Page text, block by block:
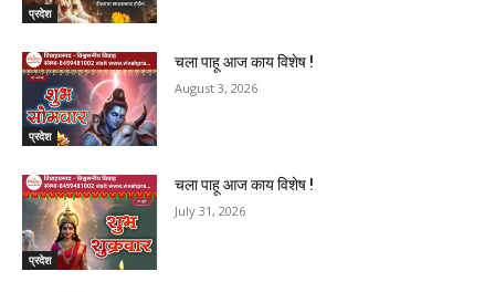
प्रदेश
प्रदेश
चला पाहू आज काय विशेष !
August 3, 2026
प्रदेश
चला पाहू आज काय विशेष !
July 31, 2026